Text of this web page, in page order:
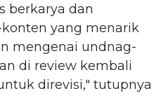
berkarya dan
yang menarik
mengenai undnag-
di review kembali
direvisi," tutupnya